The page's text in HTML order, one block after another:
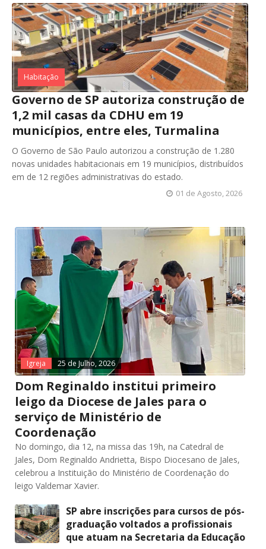
Habitação
Governo de SP autoriza construção de
1,2 mil casas da CDHU em 19
municípios, entre eles, Turmalina
O Governo de São Paulo autorizou a construção de 1.280
novas unidades habitacionais em 19 municípios, distribuídos
em de 12 regiões administrativas do estado.
01 de Agosto, 2026
Igreja 25 de Julho, 2026
Dom Reginaldo institui primeiro
leigo da Diocese de Jales para o
serviço de Ministério de
Coordenação
No domingo, dia 12, na missa das 19h, na Catedral de
Jales, Dom Reginaldo Andrietta, Bispo Diocesano de Jales,
celebrou a Instituição do Ministério de Coordenação do
leigo Valdemar Xavier.
SP abre inscrições para cursos de pós-
graduação voltados a profissionais
que atuam na Secretaria da Educação